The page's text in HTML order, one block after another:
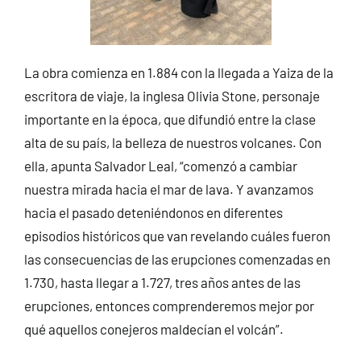
La obra comienza en 1.884 con la llegada a Yaiza de la
escritora de viaje, la inglesa Olivia Stone, personaje
importante en la época, que difundió entre la clase
alta de su país, la belleza de nuestros volcanes. Con
ella, apunta Salvador Leal, “comenzó a cambiar
nuestra mirada hacia el mar de lava. Y avanzamos
hacia el pasado deteniéndonos en diferentes
episodios históricos que van revelando cuáles fueron
las consecuencias de las erupciones comenzadas en
1.730, hasta llegar a 1.727, tres años antes de las
erupciones, entonces comprenderemos mejor por
qué aquellos conejeros maldecían el volcán”.